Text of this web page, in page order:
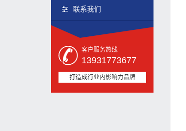
联系我们
客户服务热线
13931773677
打造成行业内影响力品牌